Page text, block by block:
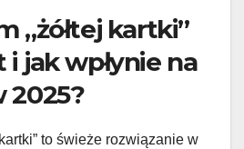
„żółtej kartki”
i jak wpłynie na
2025?
to świeże rozwiązanie w